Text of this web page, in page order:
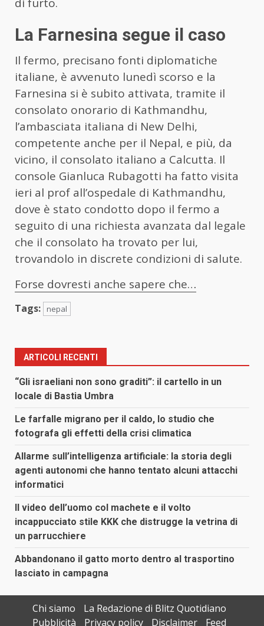
La Farnesina segue il caso
Il fermo, precisano fonti diplomatiche
italiane, è avvenuto lunedì scorso e la
Farnesina si è subito attivata, tramite il
consolato onorario di Kathmandhu,
l’ambasciata italiana di New Delhi,
competente anche per il Nepal, e più, da
vicino, il consolato italiano a Calcutta. Il
console Gianluca Rubagotti ha fatto visita
ieri al prof all’ospedale di Kathmandhu,
dove è stato condotto dopo il fermo a
seguito di una richiesta avanzata dal legale
che il consolato ha trovato per lui,
trovandolo in discrete condizioni di salute.
Forse dovresti anche sapere che…
Tags: nepal
ARTICOLI RECENTI
“Gli israeliani non sono graditi”: il cartello in un
locale di Bastia Umbra
Le farfalle migrano per il caldo, lo studio che
fotografa gli effetti della crisi climatica
Allarme sull’intelligenza artificiale: la storia degli
agenti autonomi che hanno tentato alcuni attacchi
informatici
Il video dell’uomo col machete e il volto
incappucciato stile KKK che distrugge la vetrina di
un parrucchiere
Abbandonano il gatto morto dentro al trasportino
lasciato in campagna
Chi siamo
La Redazione di Blitz Quotidiano
Pubblicità
Privacy policy Disclaimer Feed